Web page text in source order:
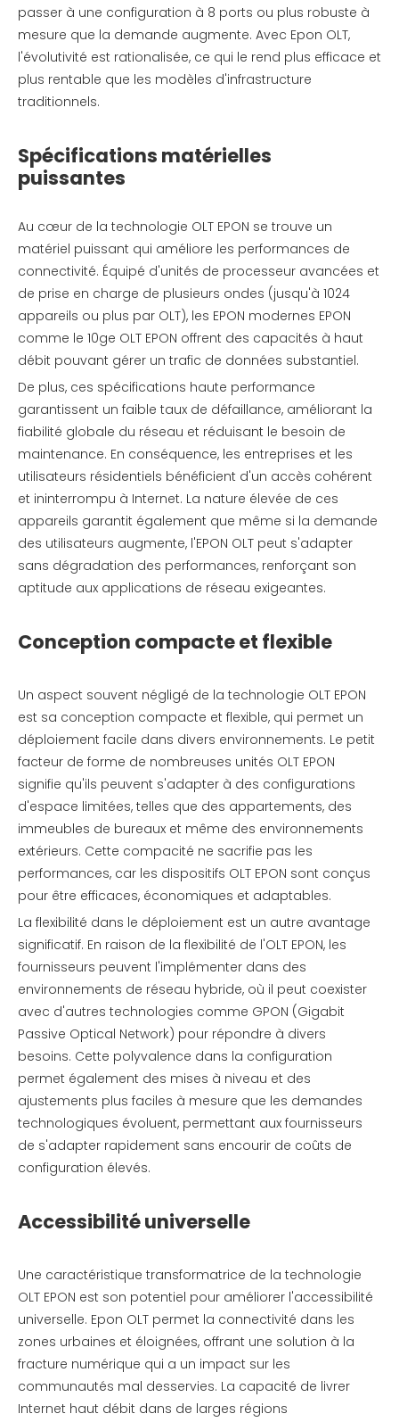
passer à une configuration à 8 ports ou plus robuste à
mesure que la demande augmente. Avec Epon OLT,
l'évolutivité est rationalisée, ce qui le rend plus efficace et
plus rentable que les modèles d'infrastructure
traditionnels.
Spécifications matérielles
puissantes
Au cœur de la technologie OLT EPON se trouve un
matériel puissant qui améliore les performances de
connectivité. Équipé d'unités de processeur avancées et
de prise en charge de plusieurs ondes (jusqu'à 1024
appareils ou plus par OLT), les EPON modernes EPON
comme le 10ge OLT EPON offrent des capacités à haut
débit pouvant gérer un trafic de données substantiel.
De plus, ces spécifications haute performance
garantissent un faible taux de défaillance, améliorant la
fiabilité globale du réseau et réduisant le besoin de
maintenance. En conséquence, les entreprises et les
utilisateurs résidentiels bénéficient d'un accès cohérent
et ininterrompu à Internet. La nature élevée de ces
appareils garantit également que même si la demande
des utilisateurs augmente, l'EPON OLT peut s'adapter
sans dégradation des performances, renforçant son
aptitude aux applications de réseau exigeantes.
Conception compacte et flexible
Un aspect souvent négligé de la technologie OLT EPON
est sa conception compacte et flexible, qui permet un
déploiement facile dans divers environnements. Le petit
facteur de forme de nombreuses unités OLT EPON
signifie qu'ils peuvent s'adapter à des configurations
d'espace limitées, telles que des appartements, des
immeubles de bureaux et même des environnements
extérieurs. Cette compacité ne sacrifie pas les
performances, car les dispositifs OLT EPON sont conçus
pour être efficaces, économiques et adaptables.
La flexibilité dans le déploiement est un autre avantage
significatif. En raison de la flexibilité de l'OLT EPON, les
fournisseurs peuvent l'implémenter dans des
environnements de réseau hybride, où il peut coexister
avec d'autres technologies comme GPON (Gigabit
Passive Optical Network) pour répondre à divers
besoins. Cette polyvalence dans la configuration
permet également des mises à niveau et des
ajustements plus faciles à mesure que les demandes
technologiques évoluent, permettant aux fournisseurs
de s'adapter rapidement sans encourir de coûts de
configuration élevés.
Accessibilité universelle
Une caractéristique transformatrice de la technologie
OLT EPON est son potentiel pour améliorer l'accessibilité
universelle. Epon OLT permet la connectivité dans les
zones urbaines et éloignées, offrant une solution à la
fracture numérique qui a un impact sur les
communautés mal desservies. La capacité de livrer
Internet haut débit dans de larges régions